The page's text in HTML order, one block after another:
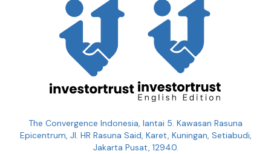
The Convergence Indonesia, lantai 5. Kawasan Rasuna
Epicentrum, Jl. HR Rasuna Said, Karet, Kuningan, Setiabudi,
Jakarta Pusat, 12940.